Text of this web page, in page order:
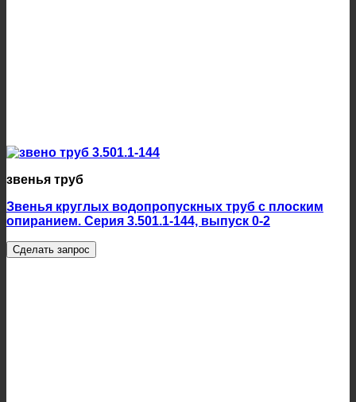
звенья труб
Звенья круглых водопропускных труб с плоским
опиранием. Серия 3.501.1-144, выпуск 0-2
Сделать запрос